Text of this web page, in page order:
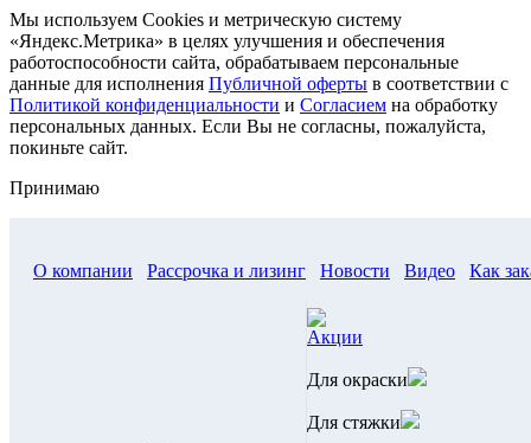
Мы используем Cookies и метрическую систему
«Яндекс.Метрика» в целях улучшения и обеспечения
работоспособности сайта, обрабатываем персональные
данные для исполнения Публичной оферты в соответствии с
Политикой конфиденциальности и Согласием на обработку
персональных данных. Если Вы не согласны, пожалуйста,
покиньте сайт.
Принимаю
О компании Рассрочка и лизинг Новости Видео Как
Акции
Для окраски
Для стяжки